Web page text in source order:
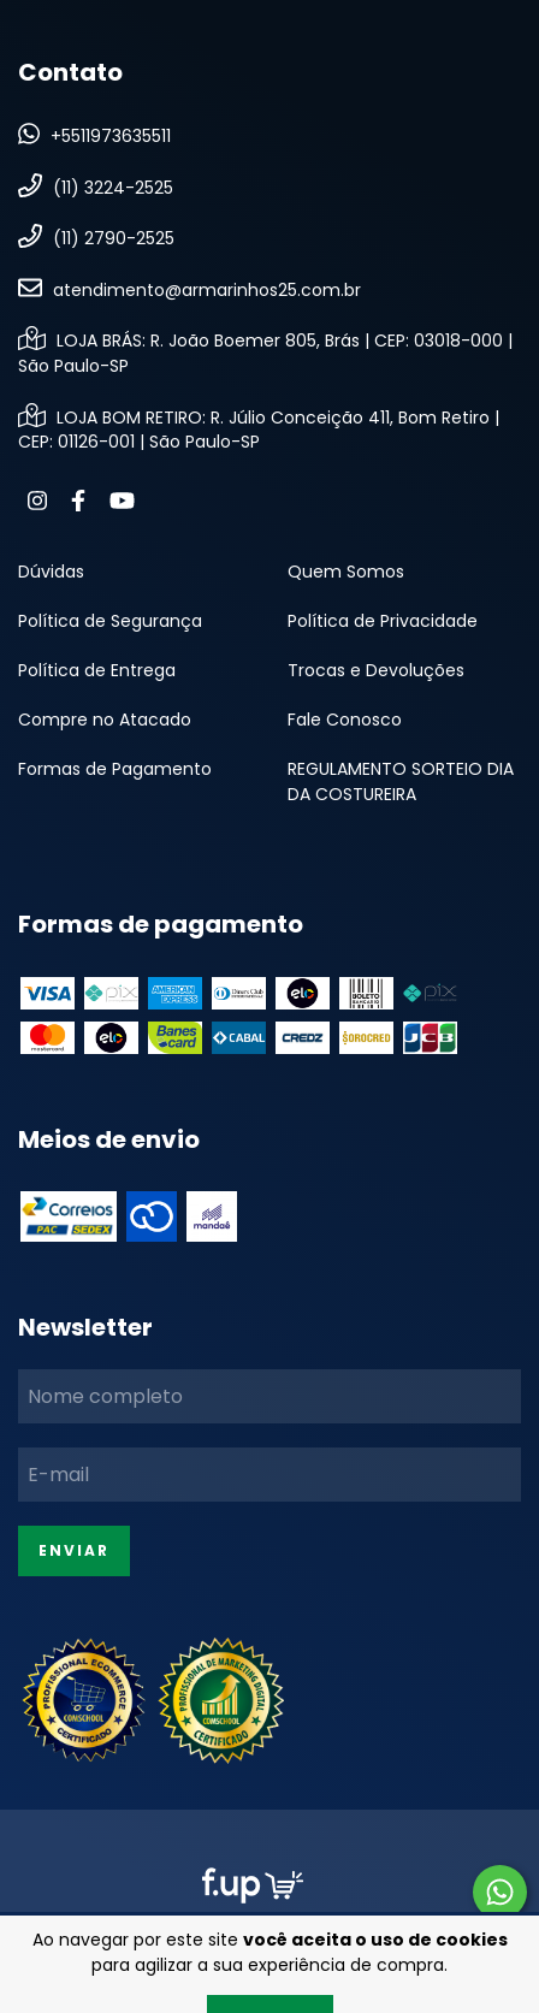
Ao navegar por este site você aceita o uso de cookies
para agilizar a sua experiência de compra.
Contato
+5511973635511
(11) 3224-2525
(11) 2790-2525
atendimento@armarinhos25.com.br
LOJA BRÁS: R. João Boemer 805, Brás | CEP: 03018-000 |
São Paulo-SP
LOJA BOM RETIRO: R. Júlio Conceição 411, Bom Retiro |
CEP: 01126-001 | São Paulo-SP
Dúvidas Quem Somos
Política de Segurança Política de Privacidade
Política de Entrega Trocas e Devoluções
Compre no Atacado Fale Conosco
Formas de Pagamento
REGULAMENTO SORTEIO DIA
DA COSTUREIRA
Formas de pagamento
Meios de envio
Newsletter